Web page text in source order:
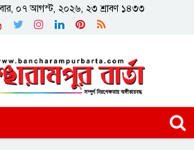
০৭ আগস্ট, ২০২৬, ২৩ শ্রাবণ ১৪৩৩